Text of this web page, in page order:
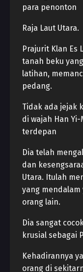
para penonton
Raja Laut Utara.
Prajurit Klan Es
tanah beku
latihan,
pedang.
Tidak ada jejak
di wajah Han
terdepan
Dia telah
dan
Utara. Itulah
yang
orang lain.
Dia sangat
krusial sebagai
Kehadirannya
orang di